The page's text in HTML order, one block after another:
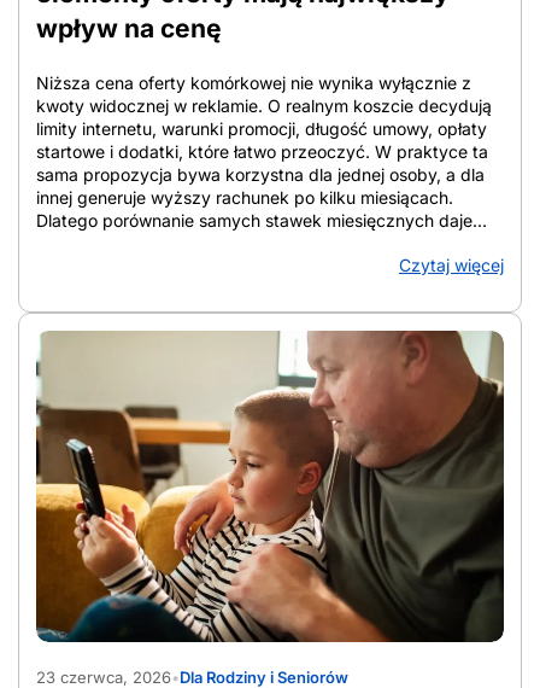
wpływ na cenę
Niższa cena oferty komórkowej nie wynika wyłącznie z
kwoty widocznej w reklamie. O realnym koszcie decydują
limity internetu, warunki promocji, długość umowy, opłaty
startowe i dodatki, które łatwo przeoczyć. W praktyce ta
sama propozycja bywa korzystna dla jednej osoby, a dla
innej generuje wyższy rachunek po kilku miesiącach.
Dlatego porównanie samych stawek miesięcznych daje
oferty najmocniej wpływają na cenę, jak liczyć koszt
zwracać uwagę przy analizie warunków. Tak łatwiej
ocenić, która oferta faktycznie ogranicza wydatki, a która
tylko dobrze wygląda na starcie. Z artykułu dowiesz się:
Co naprawdę oznacza niska cena oferty komórkowej Tania
sieć komórkowa oznacza relację między miesięczną
opłatą, zakresem usług i warunkami umowy, a nie samą
kwotę z reklamy. Liczy się pełny pakiet. Dla jednej osoby
najtańszy operator komórkowy to plan z dużą paczką
danych i roamingiem UE, a dla innej opcja z minimalnym
doładowaniem, bo telefon służy głównie do odbierania
połączeń. Z tego powodu tanie sieci komórkowe
porównuje się po cenie startowej, zakresie usług i czasie
utrzymania warunków. Przy ocenie oferty znaczenie ma
cena bazowa, czyli standardowa stawka bez ulg, cena po
rabatach, która zależy często od e-faktury, […]
Czytaj więcej
AdobeStock_2065357317
23 czerwca, 2026•Dla Rodziny i Seniorów